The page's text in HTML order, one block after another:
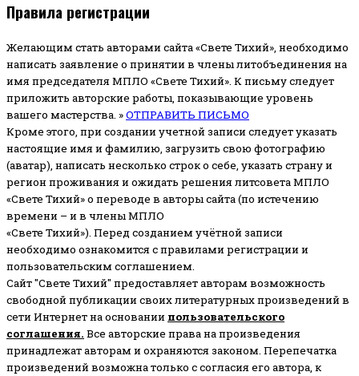
Правила регистрации
Желающим стать авторами сайта «Свете Тихий», необходимо
написать заявление о принятии в члены литобъединения на
имя председателя МПЛО «Свете Тихий». К письму следует
приложить авторские работы, показывающие уровень
вашего мастерства. »ОТПРАВИТЬ ПИСЬМО
Кроме этого, при создании учетной записи следует указать
настоящие имя и фамилию, загрузить свою фотографию
(аватар), написать несколько строк о себе, указать страну и
регион проживания и ожидать решения литсовета МПЛО
«Свете Тихий» о переводе в авторы сайта (по истечению
времени – и в члены МПЛО
«Свете Тихий»). Перед созданием учётной записи
необходимо ознакомится с правилами регистрации и
пользовательским соглашением.
Сайт "Свете Тихий" предоставляет авторам возможность
свободной публикации своих литературных произведений в
сети Интернет на основании пользовательского
соглашения. Все авторские права на произведения
принадлежат авторам и охраняются законом. Перепечатка
произведений возможна только с согласия его автора, к